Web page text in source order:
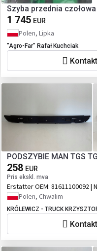
Szyba przednia
1 745 EUR
Polen, Lipka
"Agro-Far" Rafał Kuchciak
PODSZYBIE MAN TGS
258 EUR
Pris ekskl. mva
Erstatter OEM: 81611100092 |
katalogowy oryginału:
81611106084, 81611100093,
816111060850
Polen, Chwalim
KRÓLEWICZ - TRUCK